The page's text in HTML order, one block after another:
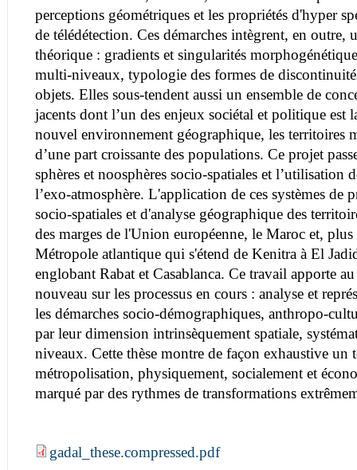
perceptions géométriques et les propriétés d'hyper
de télédétection. Ces démarches intègrent, en outre,
théorique : gradients et singularités
multi-niveaux, typologie des formes de
objets. Elles sous-tendent aussi un ensemble de
jacents dont l’un des enjeux sociétal et politique est
nouvel environnement géographique, les territoires
d’une part croissante des populations. Ce projet
sphères et noosphères socio-spatiales et l’utilisation
l’exo-atmosphère. L'application de ces systèmes
socio-spatiales et d'analyse géographique des
des marges de l'Union européenne, le Maroc et, plus
Métropole atlantique qui s'étend de Kenitra à El
englobant Rabat et Casablanca. Ce travail apporte
nouveau sur les processus en cours : analyse et
les démarches socio-démographiques, anthropo-
par leur dimension intrinsèquement spatiale,
niveaux. Cette thèse montre de façon exhaustive
métropolisation, physiquement, socialement et
marqué par des rythmes de transformations
gadal_these.compressed.pdf